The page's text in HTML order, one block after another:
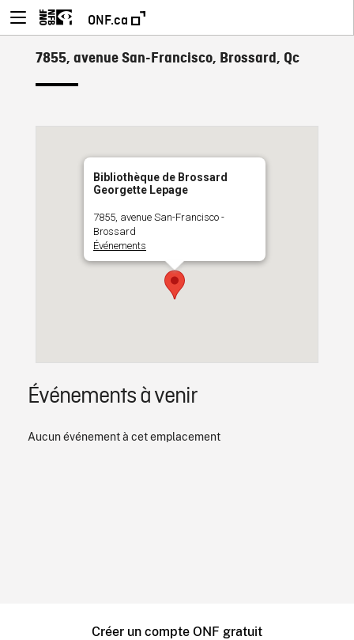
ONF.ca
7855, avenue San-Francisco, Brossard, Qc
Bibliothèque de Brossard
Georgette Lepage
7855, avenue San-Francisco -
Brossard
Événements
Événements à venir
Aucun événement à cet emplacement
Créer un compte ONF gratuit